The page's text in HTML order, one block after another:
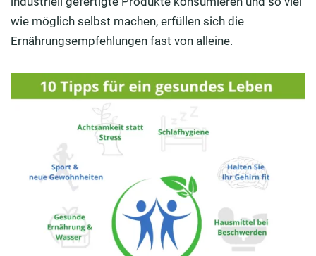
wie möglich selbst machen, erfüllen sich die
Ernährungsempfehlungen fast von alleine.